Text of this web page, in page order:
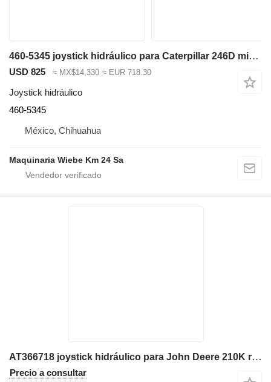
460-5345 joystick hidráulico para Caterpillar 246D minicargadora
USD 825 ≈ MX$14,330 ≈ EUR 718.30
Joystick hidráulico
460-5345
México, Chihuahua
Maquinaria Wiebe Km 24 Sa
AT366718 joystick hidráulico para John Deere 210K retroexcavadora
Precio a consultar